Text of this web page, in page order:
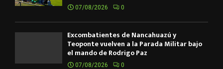
07/08/2026 0
Excombatientes de Ñancahuazú y
Teoponte vuelven a la Parada Militar bajo
el mando de Rodrigo Paz
07/08/2026 0